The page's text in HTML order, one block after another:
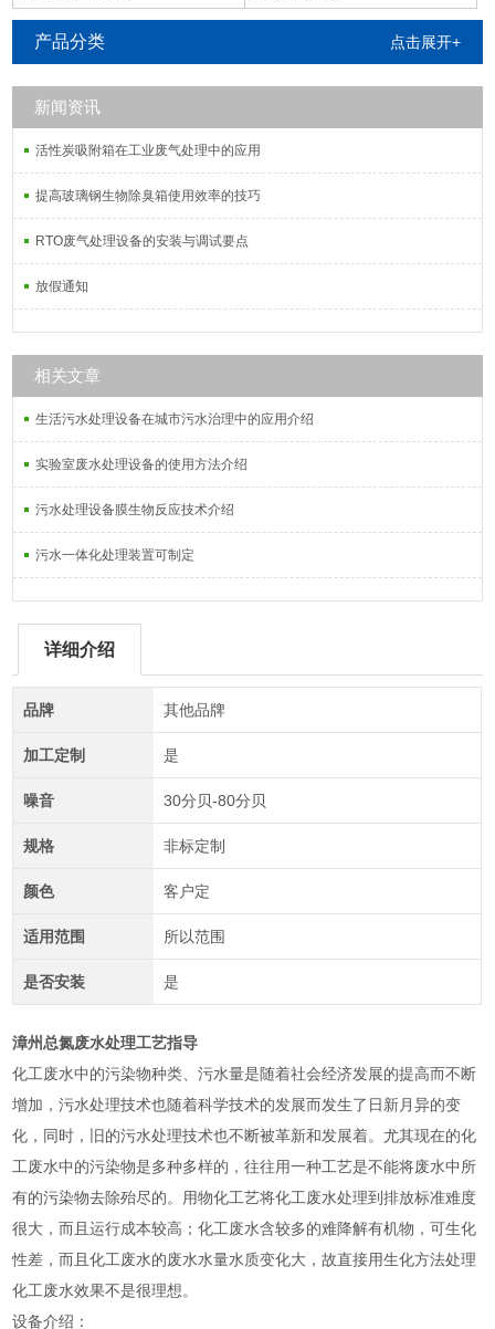
性差，而且化工
产品分类 点击展开+
新闻资讯
活性炭吸附箱在工业废气处理中的应用
提高玻璃钢生物除臭箱使用效率的技巧
RTO废气处理设备的安装与调试要点
放假通知
相关文章
生活污水处理设备在城市污水治理中的应用介绍
实验室废水处理设备的使用方法介绍
污水处理设备膜生物反应技术介绍
污水一体化处理装置可制定
详细介绍
品牌 其他品牌
加工定制 是
噪音 30分贝-80分贝
规格 非标定制
颜色 客户定
适用范围 所以范围
是否安装 是
漳州总氮废水处理工艺指导
化工废水中的污染物种类、污水量是随着社会经济发展的提高而不断
增加，污水处理技术也随着科学技术的发展而发生了日新月异的变
化，同时，旧的污水处理技术也不断被革新和发展着。尤其现在的化
工废水中的污染物是多种多样的，往往用一种工艺是不能将废水中所
有的污染物去除殆尽的。用物化工艺将化工废水处理到排放标准难度
很大，而且运行成本较高；化工废水含较多的难降解有机物，可生化
性差，而且化工废水的废水水量水质变化大，故直接用生化方法处理
化工废水效果不是很理想。
设备介绍：